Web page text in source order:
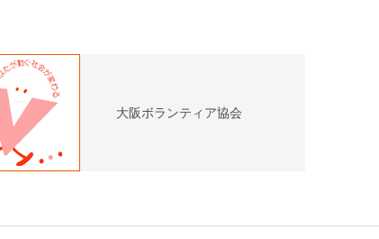
大阪ボランティア協会